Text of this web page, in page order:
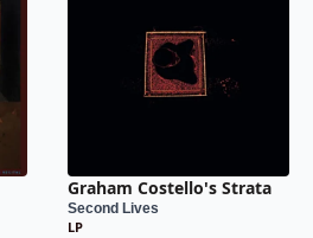
Graham Costello's Strata
Second Lives
LP